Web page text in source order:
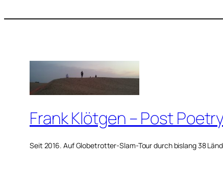
Frank Klötgen – Post
Seit 2016. Auf Globetrotter-Slam-Tour durch bislang 38